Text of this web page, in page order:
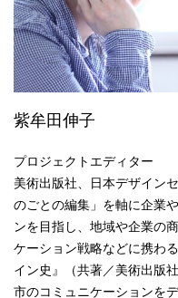
紫牟田伸子
プロジェクトエディター
美術出版社、日本デザイン
のごとの編集」を軸に企業
ンを目指し、地域や企業の
ケーション戦略などに携わ
イン史』（共著／美術出版
市のコミュニケーションを